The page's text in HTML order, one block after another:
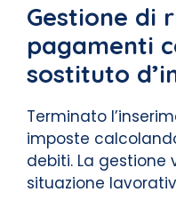
Gestione di
pagamenti
sostituto
Terminato
imposte
debiti. La
situazione